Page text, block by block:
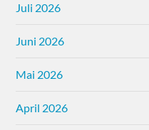
Juli 2026
Juni 2026
Mai 2026
April 2026